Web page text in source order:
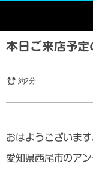
本日ご来店予定
約2分
おはようございます
愛知県西尾市のア